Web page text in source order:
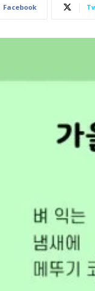
Facebook